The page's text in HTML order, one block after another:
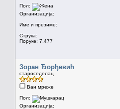
Пол:
Организација:
Име и презиме:
Струка:
Поруке: 7.477
Зоран Ђорђевић
староседелац
Ван мреже
Пол:
Организација: